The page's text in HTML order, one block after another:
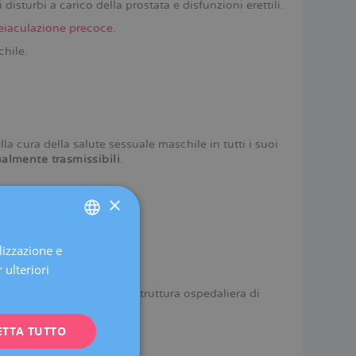
a carico della prostata e disfunzioni erettili.
precoce.
cura della salute sessuale maschile in tutti i suoi
trasmissibili.
e ubicato in una struttura ospedaliera di
FRENCH
×
e
ulteriori
TUTTO